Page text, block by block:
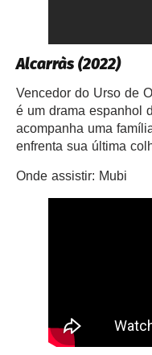
Alcarràs (2022)
Vencedor do Urso de
é um drama espanhol
acompanha uma
enfrenta sua última
Onde assistir: Mubi